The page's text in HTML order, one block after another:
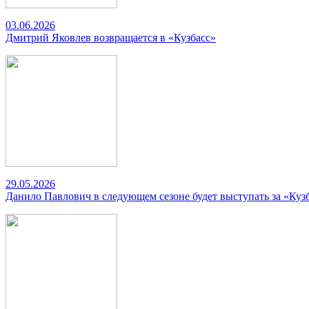
03.06.2026
Дмитрий Яковлев возвращается в «Кузбасс»
29.05.2026
Данило Павлович в следующем сезоне будет выступать за